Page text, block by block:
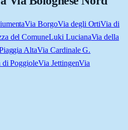
Via BorgoVia degli OrtiVia di
del ComuneLuki LucianaVia della
AltaVia Cardinale G.
di PoggioleVia JettingenVia